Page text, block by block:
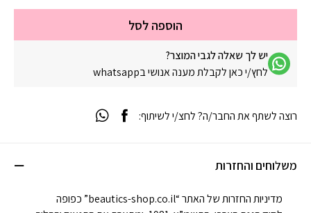
הוספה לסל
יש לך שאלה לגבי המוצר?
לחץ/י כאן לקבלת מענה אנושי בwhatsapp
משלוחים והחזרות
מדיניות החזרות של האתר “beautics-shop.co.il” כפופה
רוצה לשתף את החבר/ה? לחצ/י לשיתוף: